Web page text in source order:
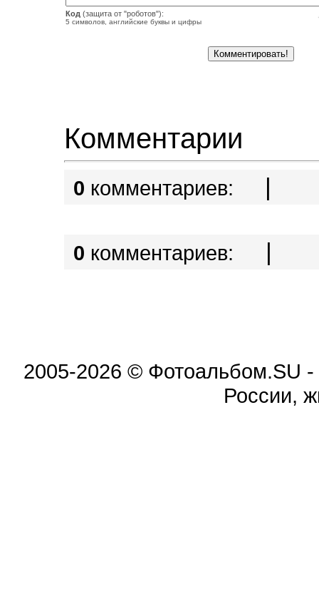
Код (защита от "роботов"):
5 символов, английские буквы и цифры
Комментарии
0 комментариев: |
0 комментариев: |
2005-2026 © Фотоальбом.SU -
России,